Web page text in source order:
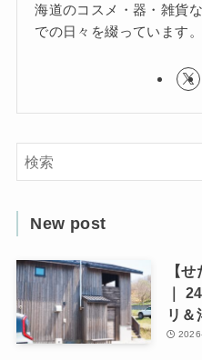
海道のコスメ・器・雑貨
での日々を綴っています
New post
【
｜
リ＆